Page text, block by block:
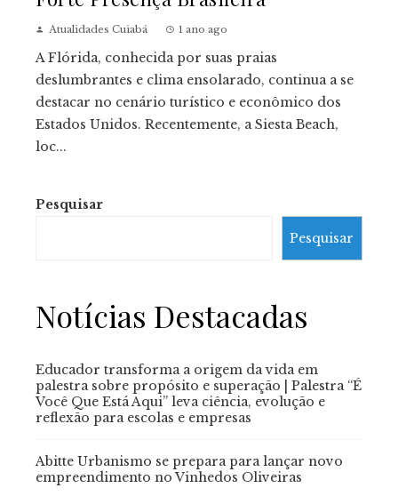
Atualidades Cuiabá 1 ano ago
A Flórida, conhecida por suas praias
deslumbrantes e clima ensolarado, continua a se
destacar no cenário turístico e econômico dos
Estados Unidos. Recentemente, a Siesta Beach,
loc...
Pesquisar
Pesquisar
Notícias Destacadas
Educador transforma a origem da vida em
palestra sobre propósito e superação | Palestra “É
Você Que Está Aqui” leva ciência, evolução e
reflexão para escolas e empresas
Abitte Urbanismo se prepara para lançar novo
empreendimento no Vinhedos Oliveiras